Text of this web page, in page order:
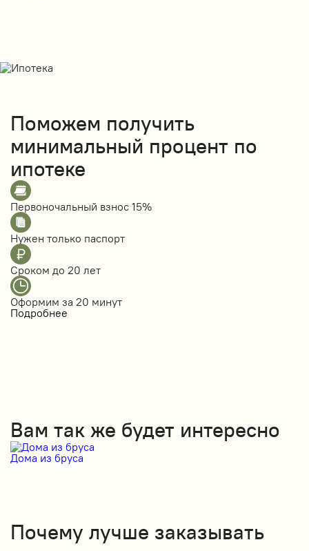
Поможем получить
минимальный процент по
ипотеке
Первоночальный взнос 15%
Нужен только паспорт
Сроком до 20 лет
Оформим за 20 минут
Подробнее
Вам так же будет интересно
Дома из бруса
Почему лучше заказывать